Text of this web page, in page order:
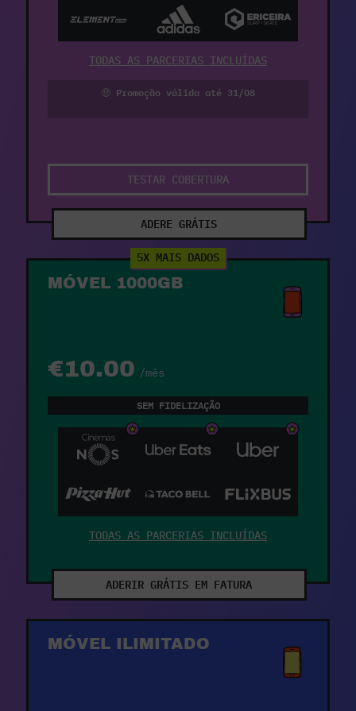
TODAS AS PARCERIAS INCLUÍDAS
🤑 Promoção válida até 31/08
TESTAR COBERTURA
ADERE GRÁTIS
5X MAIS DADOS
MÓVEL 1000GB
€10.00 /mês
SEM FIDELIZAÇÃO
TODAS AS PARCERIAS INCLUÍDAS
ADERIR GRÁTIS EM FATURA
MÓVEL ILIMITADO